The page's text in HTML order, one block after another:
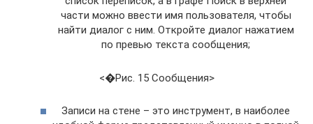
части можно ввести имя пользователя, чтобы
найти диалог с ним. Откройте диалог нажатием
по превью текста сообщения;
<�Рис. 15 Сообщения>
Записи на стене – это инструмент, в наиболее